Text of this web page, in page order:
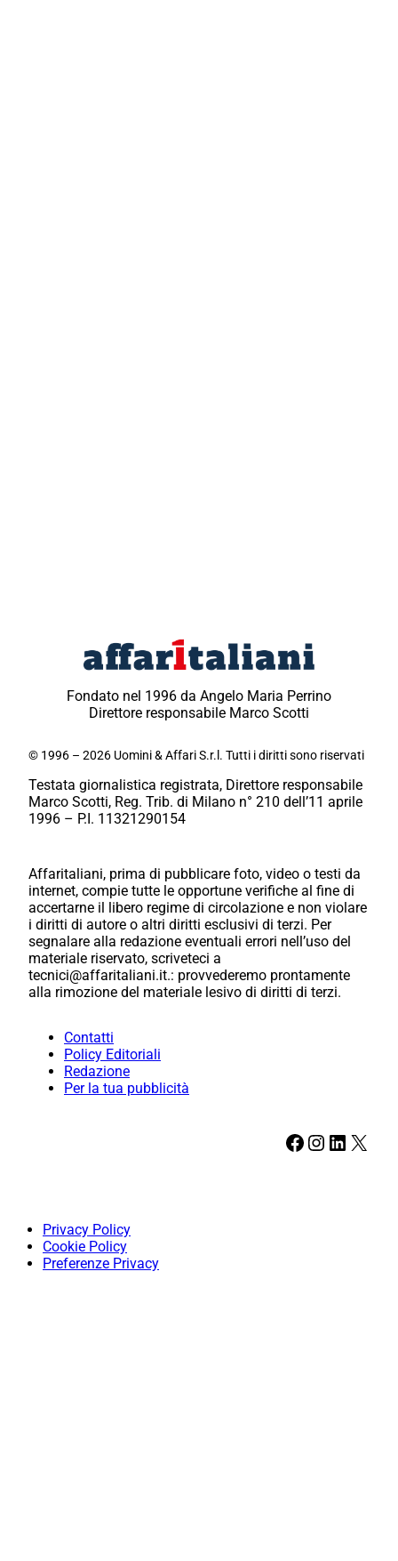
Fondato nel 1996 da Angelo Maria Perrino
Direttore responsabile Marco Scotti
© 1996 – 2026 Uomini & Affari S.r.l. Tutti i diritti sono riservati
Testata giornalistica registrata, Direttore responsabile
Marco Scotti, Reg. Trib. di Milano n° 210 dell’11 aprile
1996 – P.I. 11321290154
Affaritaliani, prima di pubblicare foto, video o testi da
internet, compie tutte le opportune verifiche al fine di
accertarne il libero regime di circolazione e non violare
i diritti di autore o altri diritti esclusivi di terzi. Per
segnalare alla redazione eventuali errori nell’uso del
materiale riservato, scriveteci a
tecnici@affaritaliani.it.: provvederemo prontamente
alla rimozione del materiale lesivo di diritti di terzi.
Contatti
Policy Editoriali
Redazione
Per la tua pubblicità
Facebook Instagram LinkedIn X
Privacy Policy
Cookie Policy
Preferenze Privacy